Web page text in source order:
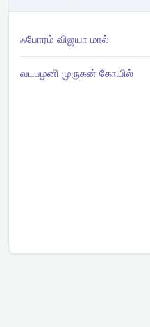
ஃபோரம் விஜயா மால்
வடபழனி முருகன் கோயில்